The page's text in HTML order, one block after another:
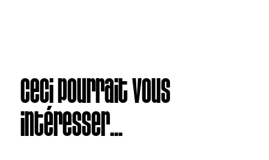
Ceci pourrait vous
intéresser...